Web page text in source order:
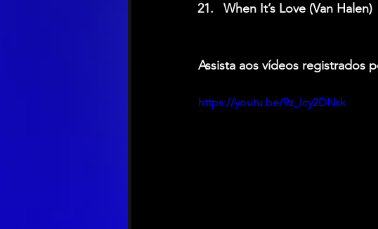
When It’s Love (Van Halen)
Assista aos vídeos registrados
https://youtu.be/9z_lcy2DNsk